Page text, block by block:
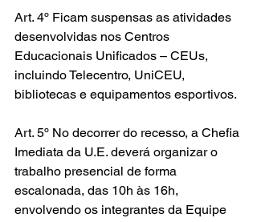
Art. 4º Ficam suspensas as atividades
desenvolvidas nos Centros
Educacionais Unificados – CEUs,
incluindo Telecentro, UniCEU,
bibliotecas e equipamentos esportivos.
Art. 5º No decorrer do recesso, a Chefia
Imediata da U.E. deverá organizar o
trabalho presencial de forma
escalonada, das 10h às 16h,
envolvendo os integrantes da Equipe